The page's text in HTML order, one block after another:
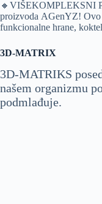
🔸VIŠEKOMPLEKSNI
proizvoda AGenYZ!
funkcionalne hrane,
3D-MATRIX
3D-MATRIKS
našem organizmu
podmlađuje.